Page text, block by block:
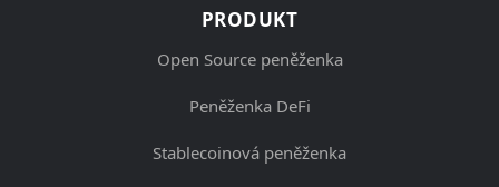
PRODUKT
Open Source peněženka
Peněženka DeFi
Stablecoinová peněženka